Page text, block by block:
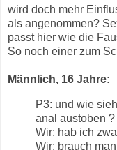
wird doch mehr
als angenommen?
passt hier wie die
So noch einer zum
Männlich, 16 Jahre:
P3: und wie
anal austoben ?
Wir: hab ich
Wir: brauch